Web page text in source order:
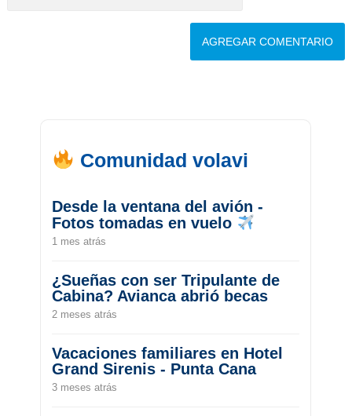
Comunidad volavi
Desde la ventana del avión -
Fotos tomadas en vuelo
1 mes atrás
¿Sueñas con ser Tripulante de
Cabina? Avianca abrió becas
2 meses atrás
Vacaciones familiares en Hotel
Grand Sirenis - Punta Cana
3 meses atrás